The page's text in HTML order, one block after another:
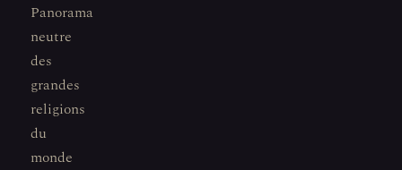
Panorama
neutre
des
grandes
religions
du
monde